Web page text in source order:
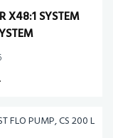
X48:1 SYSTEM